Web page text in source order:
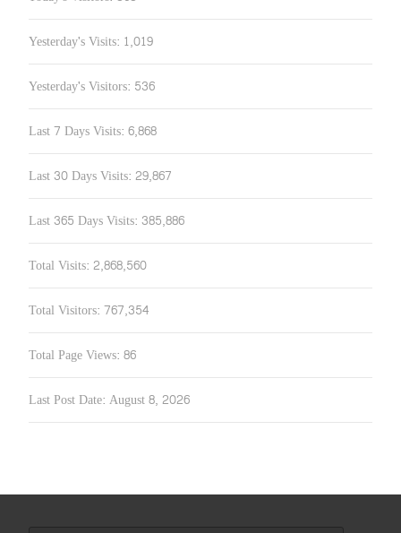
Yesterday's Visits: 1,019
Yesterday's Visitors: 536
Last 7 Days Visits: 6,868
Last 30 Days Visits: 29,867
Last 365 Days Visits: 385,886
Total Visits: 2,868,560
Total Visitors: 767,354
Total Page Views: 86
Last Post Date: August 8, 2026